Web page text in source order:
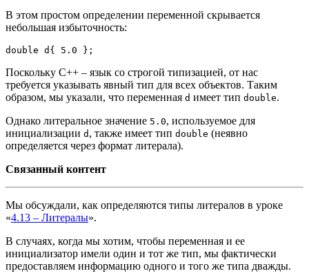
В этом простом определении переменной скрывается
небольшая избыточность:
double d { 5.0 } ;
Поскольку C++ – язык со строгой типизацией, от нас
требуется указывать явный тип для всех объектов. Таким
образом, мы указали, что переменная d имеет тип double.
Однако литеральное значение 5.0, используемое для
инициализации d , также имеет тип double (неявно
определяется через формат литерала).
Связанный контент
Мы обсуждали, как определяются типы литералов в уроке
«4.13 – Литералы».
В случаях, когда мы хотим, чтобы переменная и ее
инициализатор имели один и тот же тип, мы фактически
предоставляем информацию одного и того же типа дважды.